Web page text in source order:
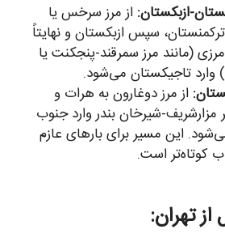
ازبکستان: از مرز سرخس یا
سپس ازبکستان و نهایتاً
(مانند مرز سمرقند-پنجکنت یا
وارد تاجیکستان می‌شود.
از مرز دوغارون به هرات و
شیرخان بندر وارد جنوب
این مسیر برای بارهای عازم
کوتاه‌تر است.
تهران: